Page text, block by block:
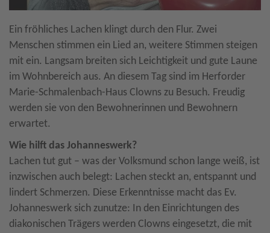
Ein fröhliches Lachen klingt durch den Flur. Zwei
Menschen stimmen ein Lied an, weitere Stimmen steigen
mit ein. Langsam breiten sich Leichtigkeit und gute Laune
im Wohnbereich aus. An diesem Tag sind im Herforder
Marie-Schmalenbach-Haus Clowns zu Besuch. Freudig
werden sie von den Bewohnerinnen und Bewohnern
erwartet.
Wie hilft das Johanneswerk?
Lachen tut gut – was der Volksmund schon lange weiß, ist
inzwischen auch belegt: Lachen steckt an, entspannt und
lindert Schmerzen. Diese Erkenntnisse macht das Ev.
Johanneswerk sich zunutze: In den Einrichtungen des
diakonischen Trägers werden Clowns eingesetzt, die mit